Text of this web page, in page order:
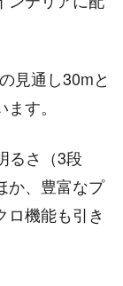
見通し30mと
す。
るさ（3段
か、豊富なプ
ロ機能も引き